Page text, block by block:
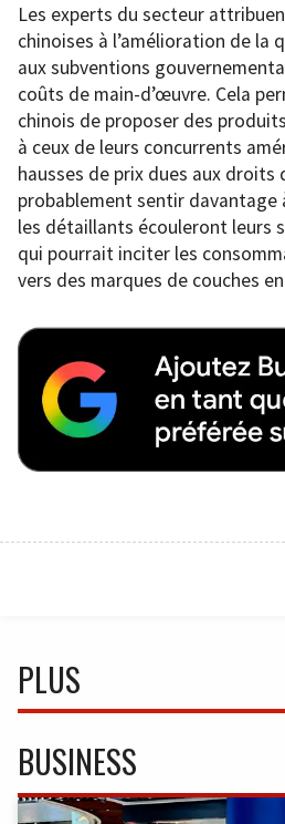
Les experts du secteur
chinoises à l’amélioration de la
aux subventions
coûts de main-d’œuvre. Cela
chinois de proposer des
à ceux de leurs concurrents
hausses de prix dues aux droits
probablement sentir davantage
les détaillants écouleront leurs
qui pourrait inciter les
vers des marques de couches
PLUS
BUSINESS